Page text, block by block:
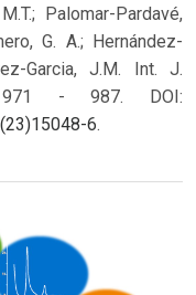
Palomar-Pardavé,
G. A.; Hernández-
Garcia, J.M. Int. J.
971 - 987. DOI:
6.